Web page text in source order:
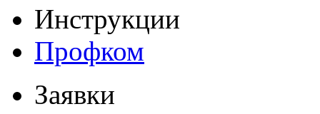
Инструкции
Профком
Заявки